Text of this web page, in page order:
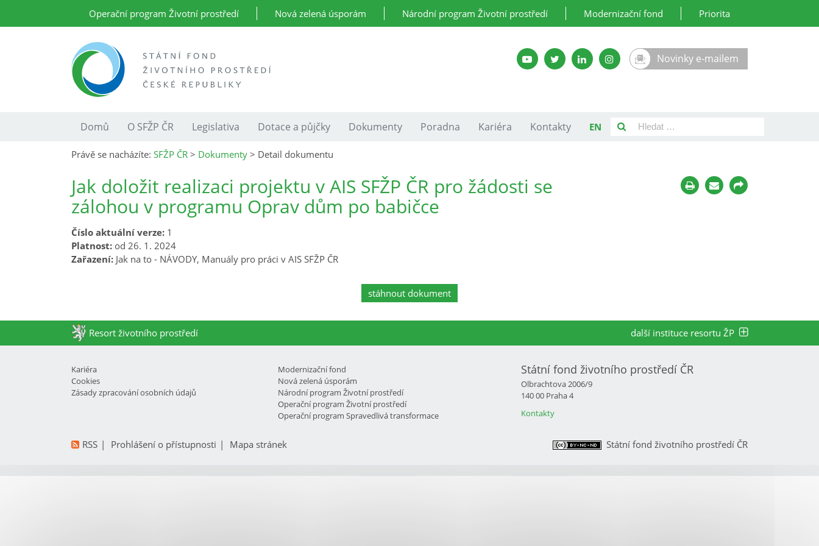
Operační program Životní prostředí Nová zelená úsporám Národní program Životní prostředí Modernizační fond Priorita
Novinky e-mailem
Domů O SFŽP ČR Legislativa Dotace a půjčky Dokumenty Poradna Kariéra Kontakty EN
Právě se nacházíte: SFŽP ČR > Dokumenty > Detail dokumentu
Jak doložit realizaci projektu v AIS SFŽP ČR pro žádosti se
zálohou v programu Oprav dům po babičce
Číslo aktuální verze: 1
Platnost: od 26. 1. 2024
Zařazení: Jak na to - NÁVODY, Manuály pro práci v AIS SFŽP ČR
stáhnout dokument
Resort životního prostředí další instituce resortu ŽP
Kariéra
Cookies
Zásady zpracování osobních údajů
Modernizační fond
Nová zelená úsporám
Národní program Životní prostředí
Operační program Životní prostředí
Operační program Spravedlivá transformace
Státní fond životního prostředí ČR
Olbrachtova 2006/9
140 00 Praha 4
Kontakty
RSS Prohlášení o přístupnosti Mapa stránek Státní fond životního prostředí ČR